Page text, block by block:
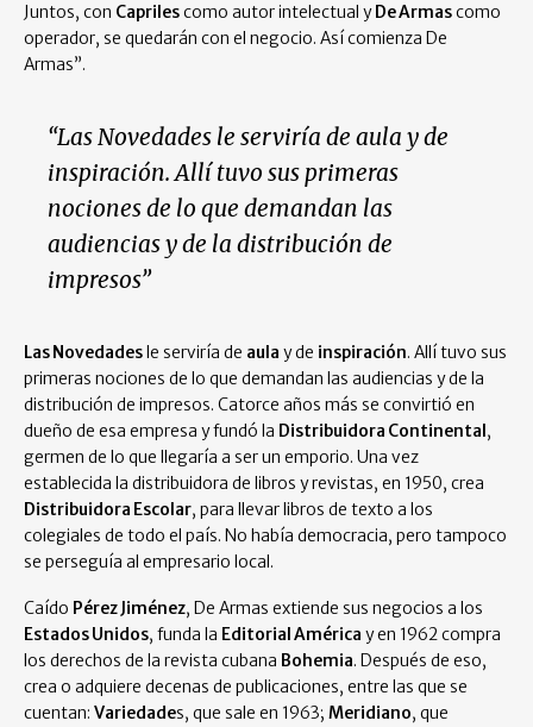
Juntos, con Caprilescomo autor intelectual yDe Armascomo
operador, se quedarán con el negocio. Así comienza De
Armas”.
“Las Novedades le serviría de aula y de
inspiración. Allí tuvo sus primeras
nociones de lo que demandan las
audiencias y de la distribución de
impresos”
Las Novedadesle serviría de aula y de inspiración. Allí tuvo sus
primeras nociones de lo que demandan las audiencias y de la
distribución de impresos. Catorce años más se convirtió en
dueño de esa empresa y fundó la Distribuidora Continental,
germen de lo que llegaría a ser un emporio. Una vez
establecida la distribuidora de libros y revistas, en 1950, crea
Distribuidora Escolar, para llevar libros de texto a los
colegiales de todo el país. No había democracia, pero tampoco
se perseguía al empresario local.
Caído Pérez Jiménez, De Armas extiende sus negocios a los
Estados Unidos, funda la Editorial América y en 1962 compra
los derechos de la revista cubana Bohemia. Después de eso,
crea o adquiere decenas de publicaciones, entre las que se
cuentan: Variedades, que sale en 1963; Meridiano, que